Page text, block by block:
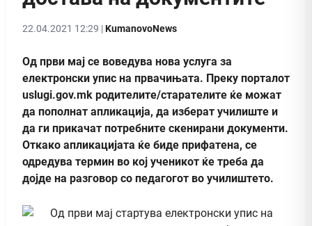
22.04.2021 12:29 |KumanovoNews
Од први мај се воведува нова услуга за
електронски упис на првачињата. Преку порталот
uslugi.gov.mk родителите/старателите ќе можат
да пополнат апликација, да изберат училиште и
да ги прикачат потребните скенирани документи.
Откако апликацијата ќе биде прифатена, се
одредува термин во кој ученикот ќе треба да
дојде на разговор со педагогот во училиштето.